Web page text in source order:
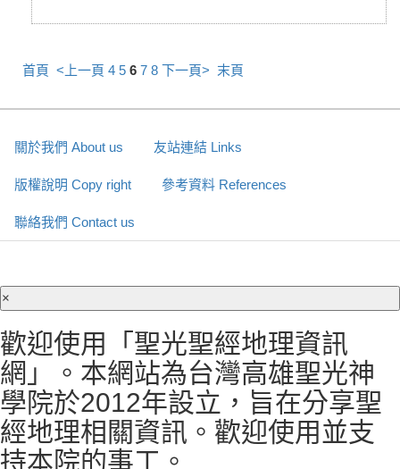
首頁 <上一頁 4 5 6 7 8 下一頁> 末頁
關於我們 About us 友站連結 Links
版權說明 Copy right 參考資料 References
聯絡我們 Contact us
×
歡迎使用「聖光聖經地理資訊
網」。本網站為台灣高雄聖光神
學院於2012年設立，旨在分享聖
經地理相關資訊。歡迎使用並支
持本院的事工。